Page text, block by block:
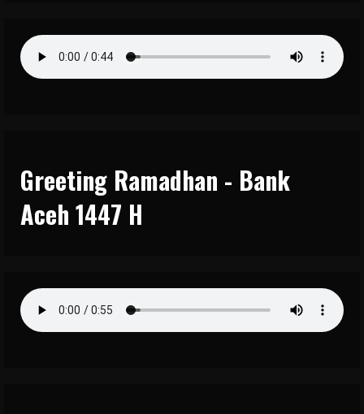
Greeting Ramadhan - Bank
Aceh 1447 H